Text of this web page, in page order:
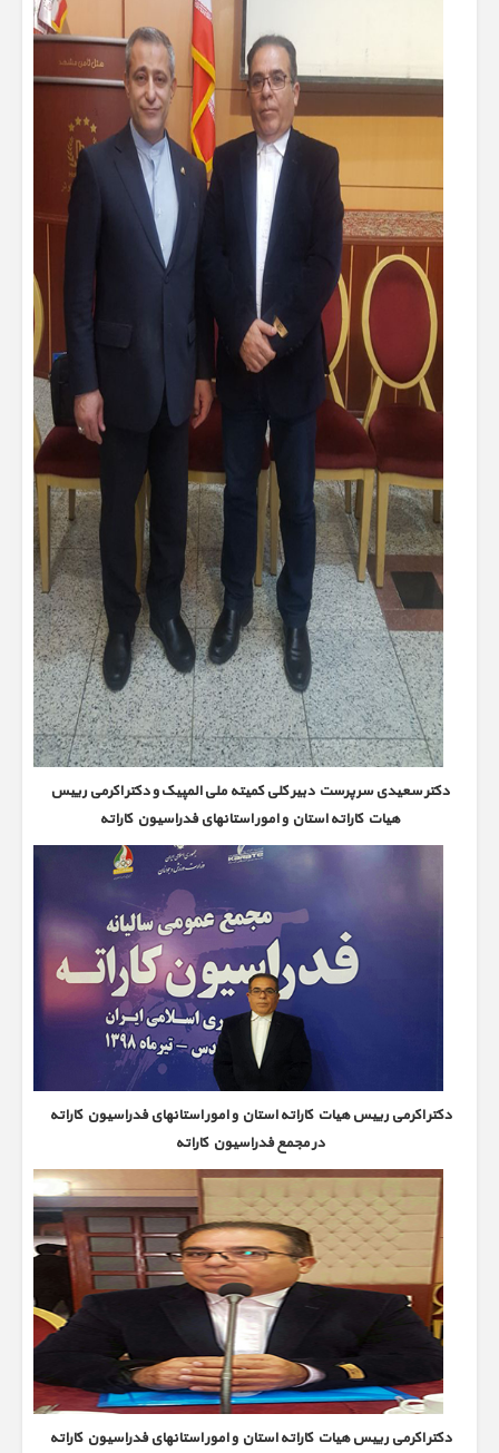
دکتر سعیدی سرپرست دبیر کلی کمیته ملی المپیک و دکتر اکرمی رییس
هیات کاراته استان و امور استانهای فدراسیون کاراته
دکتر اکرمی رییس هیات کاراته استان و امور استانهای فدراسیون کاراته
در مجمع فدراسیون کاراته
دکتر اکرمی رییس هیات کاراته استان و امور استانهای فدراسیون کاراته